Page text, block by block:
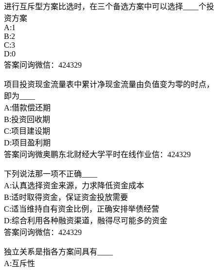
进行互斥型方案比选时，在三个备选方案中可以选择____个投
资方案
A:1
B:2
C:3
D:0
答案问询微信：424329
项目投资现金流量表中累计净现金流量由负值变为零的时点，
即为____
A:借款偿还期
B:投资回收期
C:项目建设期
D:项目盈利期
答案问询微奥鹏东北财经大学平时在线作业信：424329
下列说法那一项不正确____
A:认真选择资金来源，力求降低资金成本
B:适时取得资金，保证资金投放需要
C:适当维持自有资金比例，正确安排举债经营
D:综合利用各种融资渠道，融得尽可能多的资金
答案问询微信：424329
独立关系是指各方案间具有____
A:互斥性